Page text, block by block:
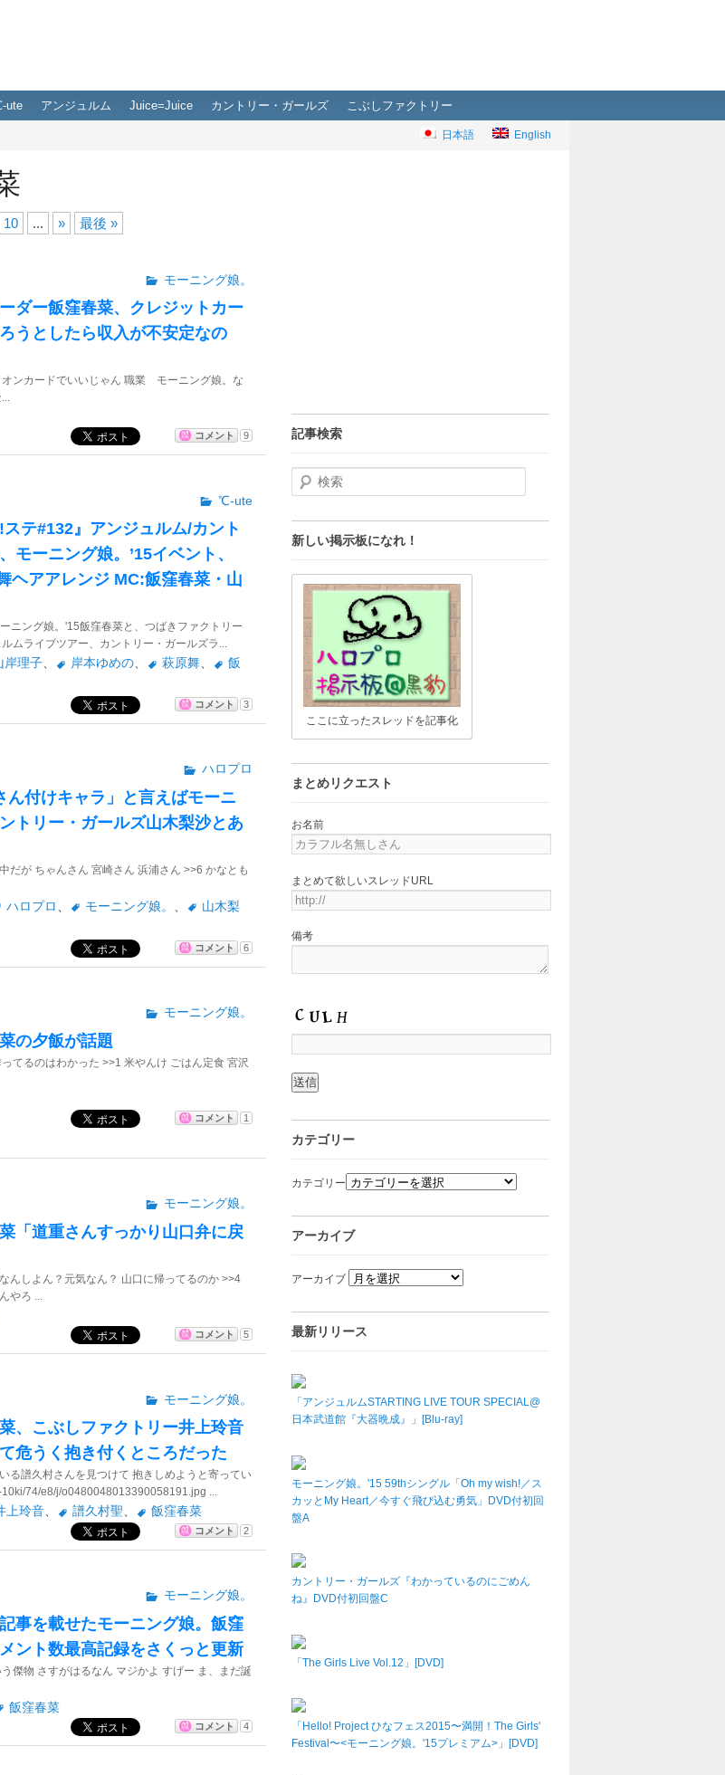
ute アンジュルム Juice=Juice カントリー・ガールズ こぶしファクトリー
日本語 English
10 ... » 最後 »
モーニング娘。
ダー飯窪春菜、クレジットカー
うとしたら収入が不安定なの
ンカードでいいじゃん 職業 モーニング娘。な
コメント 9
℃-ute
ステ#132』アンジュルム/カント
モーニング娘。’15イベント、
ヘアアレンジ MC:飯窪春菜・山
ニング娘。'15飯窪春菜と、つばきファクトリー
ムライブツアー、カントリー・ガールズラ...
岸理子、 岸本ゆめの、 萩原舞、
飯
コメント 3
ハロプロ
ん付けキャラ」と言えばモーニ
トリー・ガールズ山木梨沙とあ
だが ちゃんさん 宮崎さん 浜浦さん >>6 かなとも
ハロプロ モーニング娘。
山木梨
コメント 6
モーニング娘。
の夕飯が話題
てるのはわかった >>1 米やんけ ごはん定食 宮沢
コメント 1
モーニング娘。
「道重さんすっかり山口弁に戻
んしよん？元気なん？ 山口に帰ってるのか >>4
やろ ...
コメント 5
モーニング娘。
、こぶしファクトリー井上玲音
危うく抱き付くところだった
る譜久村さんを見つけて 抱きしめようと寄ってい
74/e8/j/o0480048013390058191.jpg ...
上玲音、 譜久村聖、 飯窪春菜
コメント 2
モーニング娘。
事を載せたモーニング娘。飯窪
ント数最高記録をさくっと更新
傑物 さすがはるなん マジかよ すげー ま、まだ誕
飯窪春菜
コメント 4
記事検索
検索
新しい掲示板になれ！
ここに立ったスレッドを記事化
まとめリクエスト
お名前
まとめて欲しいスレッドURL
備考
カテゴリー
カテゴリー
アーカイブ
アーカイブ
最新リリース
「アンジュルムSTARTING LIVE TOUR SPECIAL@
日本武道館『大器晩成』」[Blu-ray]
モーニング娘。'15 59thシングル「Oh my wish!／ス
カッとMy Heart／今すぐ飛び込む勇気」DVD付初回
盤A
カントリー・ガールズ『わかっているのにごめん
ね』DVD付初回盤C
「The Girls Live Vol.12」[DVD]
「Hello! Project ひなフェス2015〜満開！The Girls'
Festival〜<モーニング娘。'15プレミアム>」[DVD]